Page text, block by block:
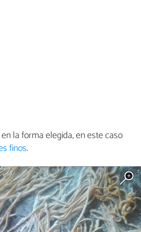
en la forma elegida, en este caso
finos.